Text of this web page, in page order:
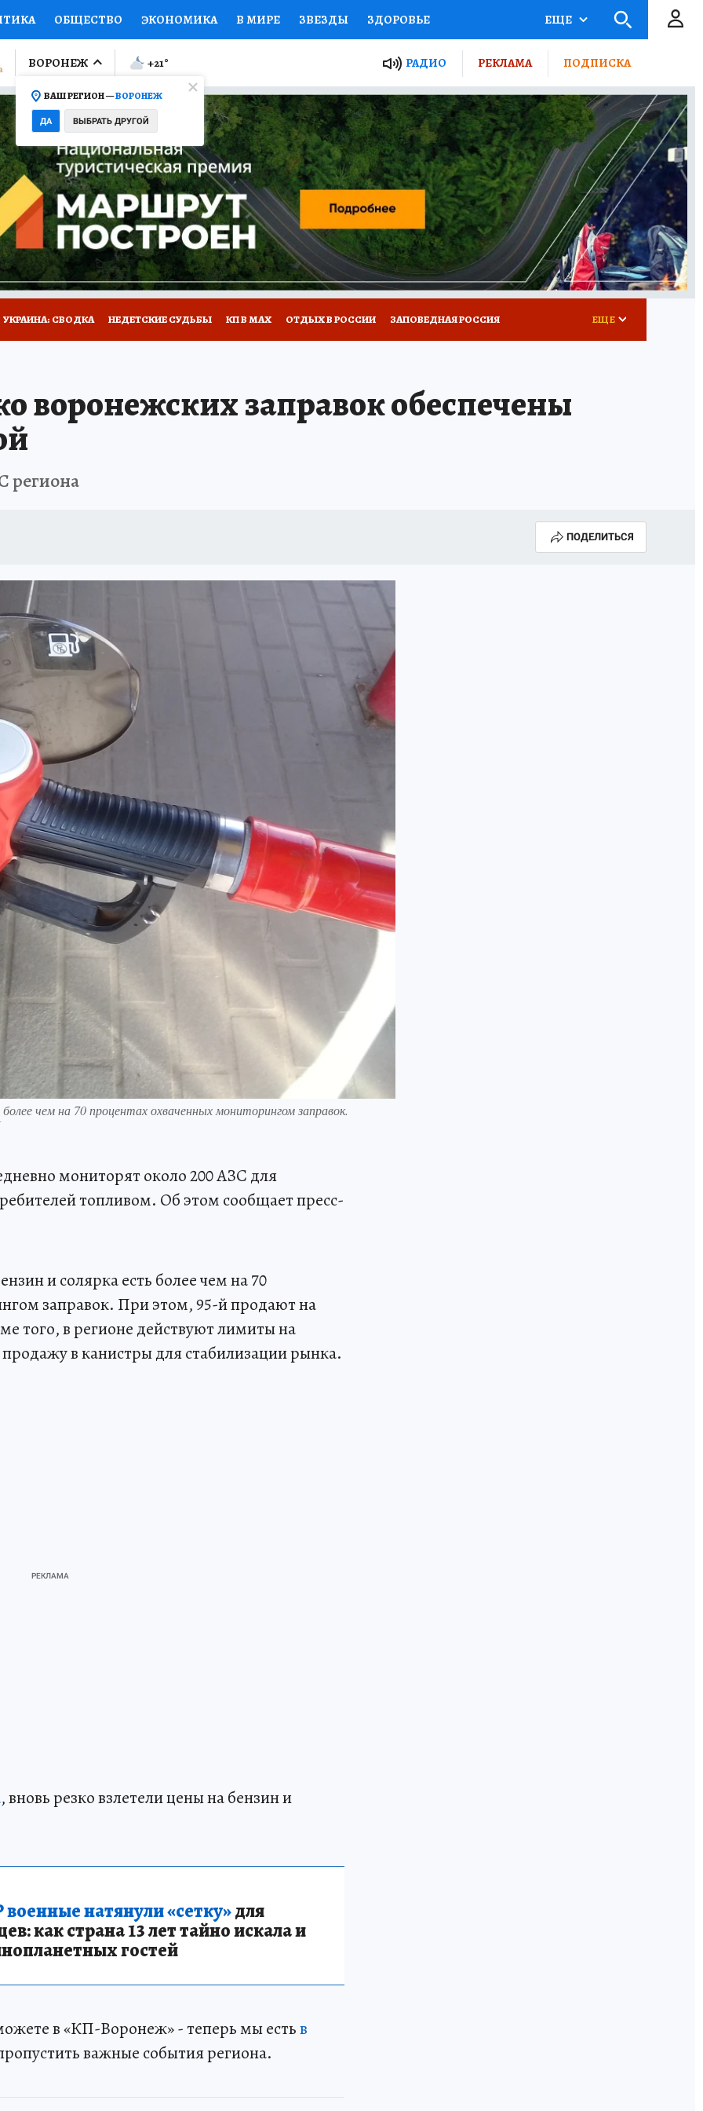
ОБЩЕСТВО ЭКОНОМИКА В МИРЕ ЗВЕЗДЫ ЗДОРОВЬЕ
ПРОИСШЕСТВИЯ НАЦИОНАЛЬНЫЕ ПРОЕКТЫ РОССИИ
ОТКРЫВАЕМ МИР Я ЗНАЮ СЕМЬЯ ЖЕНСКИЕ СЕКРЕТЫ ПУТЕВОДИТЕЛЬ
ПРОМОКОДЫ СЕРИАЛЫ СПЕЦПРОЕКТЫ ДЕФИЦИТ ЖЕЛЕЗА ТУРИЗМ
КОЛЛЕКЦИИ КОНКУРСЫ РАБОТА У НАС ГИД ПОТРЕБИТЕЛЯ ВСЕ О КП
САЙТЕ
ЕЩЕ
ВОРОНЕЖ
ВАШ РЕГИОН —ВОРОНЕЖ
ДА ВЫБРАТЬ ДРУГОЙ
+21° РАДИО РЕКЛАМА ПОДПИСКА
УКРАИНА: СВОДКА НЕДЕТСКИЕ СУДЬБЫ КП В МАХ ОТДЫХ В РОССИИ ЗАПОВЕДНАЯ РОССИЯ ЕЩЕ
воронежских заправок обеспечены
региона
ПОДЕЛИТЬСЯ
чем на 70 процентах охваченных мониторингом заправок.
мониторят около 200 АЗС для
топливом. Об этом сообщает пресс-
и солярка есть более чем на 70
заправок. При этом, 95-й продают на
того, в регионе действуют лимиты на
в канистры для стабилизации рынка.
, вновь резко взлетели цены на бензин и
натянули «сетку»для
как страна 13 лет тайно искала и
гостей
в «КП-Воронеж» - теперь мы естьв
важные события региона.